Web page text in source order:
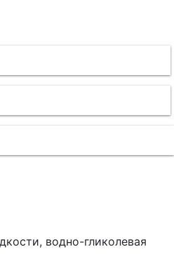
водно-гликолевая